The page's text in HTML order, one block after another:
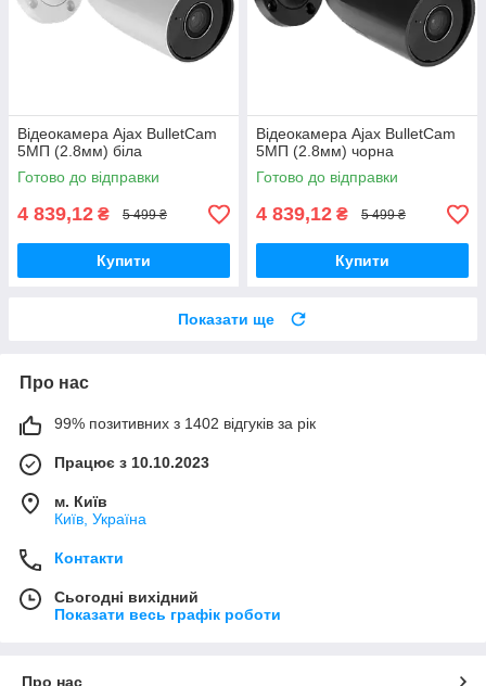
Відеокамера Ajax BulletCam
5МП (2.8мм) біла
Готово до відправки
4 839,12 ₴ 5 499 ₴
Купити
Відеокамера Ajax BulletCam
5МП (2.8мм) чорна
Готово до відправки
4 839,12 ₴ 5 499 ₴
Купити
Показати ще
Про нас
99% позитивних з 1402 відгуків за рік
Працює з 10.10.2023
м. Київ
Київ, Україна
Контакти
Сьогодні вихідний
Показати весь графік роботи
Про нас